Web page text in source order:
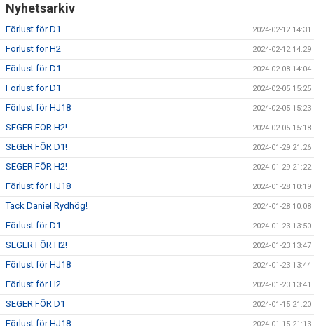
Nyhetsarkiv
Förlust för D1 2024-02-12 14:31
Förlust för H2 2024-02-12 14:29
Förlust för D1 2024-02-08 14:04
Förlust för D1 2024-02-05 15:25
Förlust för HJ18 2024-02-05 15:23
SEGER FÖR H2! 2024-02-05 15:18
SEGER FÖR D1! 2024-01-29 21:26
SEGER FÖR H2! 2024-01-29 21:22
Förlust för HJ18 2024-01-28 10:19
Tack Daniel Rydhög! 2024-01-28 10:08
Förlust för D1 2024-01-23 13:50
SEGER FÖR H2! 2024-01-23 13:47
Förlust för HJ18 2024-01-23 13:44
Förlust för H2 2024-01-23 13:41
SEGER FÖR D1 2024-01-15 21:20
Förlust för HJ18 2024-01-15 21:13